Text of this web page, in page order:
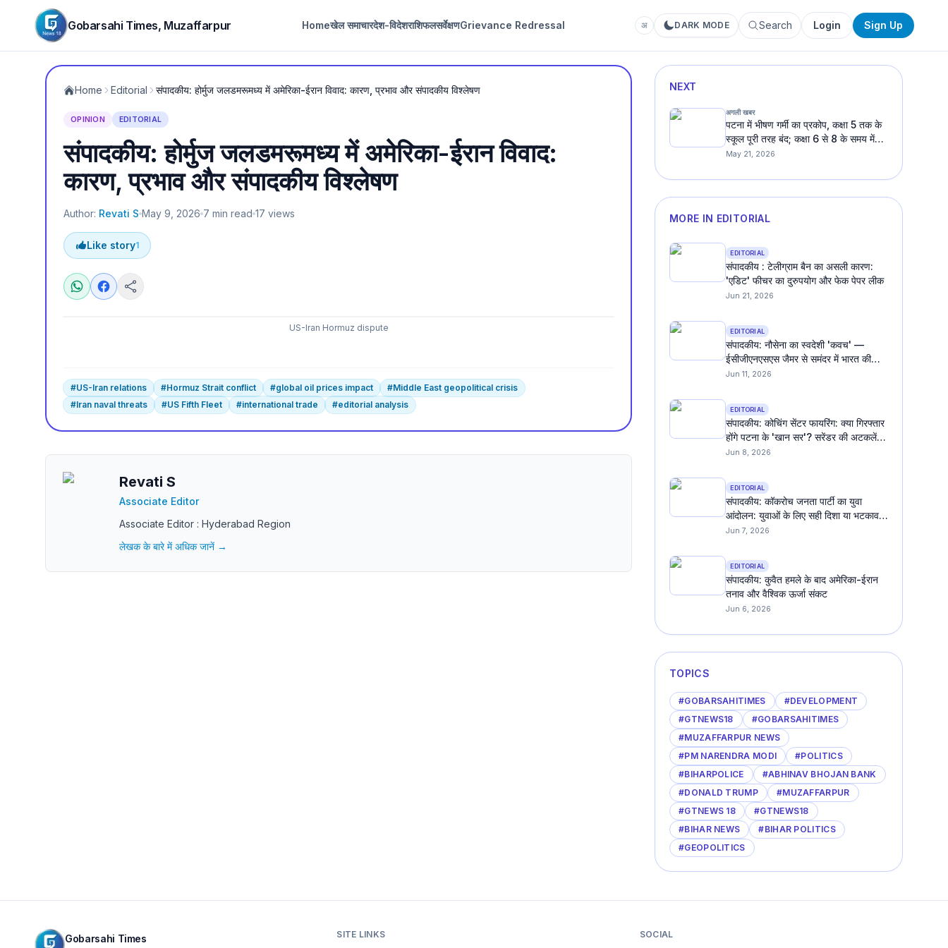
Gobarsahi Times, Muzaffarpur Homeखेल समाचारदेश-विदेशराशिफलसर्वेक्षणGrievance Redressal अ DARK MODE Search Login Sign Up
Home Editorial संपादकीय: होर्मुज जलडमरूमध्य में अमेरिका-ईरान विवाद: कारण, प्रभाव और संपादकीय विश्लेषण
OPINION EDITORIAL
संपादकीय: होर्मुज जलडमरूमध्य में अमेरिका-ईरान विवाद:
कारण, प्रभाव और संपादकीय विश्लेषण
Author: Revati S May 9, 2026 7 min read 17 views
Like story1
US-Iran Hormuz dispute
#US-Iran relations #Hormuz Strait conflict #global oil prices impact #Middle East geopolitical crisis
#Iran naval threats #US Fifth Fleet #international trade #editorial analysis
Revati S
Associate Editor
Associate Editor : Hyderabad Region
लेखक के बारे में अधिक जानें →
NEXT
अगली खबर
पटना में भीषण गर्मी का प्रकोप, कक्षा 5 तक के
स्कूल पूरी तरह बंद; कक्षा 6 से 8 के समय में
बदलाव
May 21, 2026
MORE IN EDITORIAL
EDITORIAL
संपादकीय : टेलीग्राम बैन का असली कारण:
'एडिट' फीचर का दुरुपयोग और फेक पेपर लीक
Jun 21, 2026
EDITORIAL
संपादकीय: नौसेना का स्वदेशी 'कवच' —
ईसीजीएनएसएस जैमर से समंदर में भारत की
इलेक्ट्रॉनिक किलेबंदी
Jun 11, 2026
EDITORIAL
संपादकीय: कोचिंग सेंटर फायरिंग: क्या गिरफ्तार
होंगे पटना के 'खान सर'? सरेंडर की अटकलें
तेज
Jun 8, 2026
EDITORIAL
संपादकीय: कॉकरोच जनता पार्टी का युवा
आंदोलन: युवाओं के लिए सही दिशा या भटकाव?
एक चर्चा
Jun 7, 2026
EDITORIAL
संपादकीय: कुवैत हमले के बाद अमेरिका-ईरान
तनाव और वैश्विक ऊर्जा संकट
Jun 6, 2026
TOPICS
#GOBARSAHITIMES #DEVELOPMENT
#GTNEWS18 #GOBARSAHITIMES
#MUZAFFARPUR NEWS
#PM NARENDRA MODI #POLITICS
#BIHARPOLICE #ABHINAV BHOJAN BANK
#DONALD TRUMP #MUZAFFARPUR
#GTNEWS 18 #GTNEWS18
#BIHAR NEWS #BIHAR POLITICS
#GEOPOLITICS
Gobarsahi Times SITE LINKS SOCIAL